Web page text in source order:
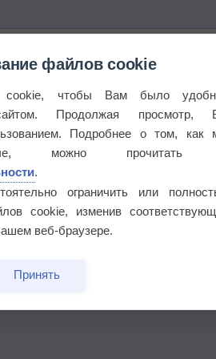
файлов cookie
чтобы Вам было
Продолжая просмотр,
Подробнее о том, как
можно прочитать
.
ограничить или
cookie, изменив
веб-браузере.
Принять